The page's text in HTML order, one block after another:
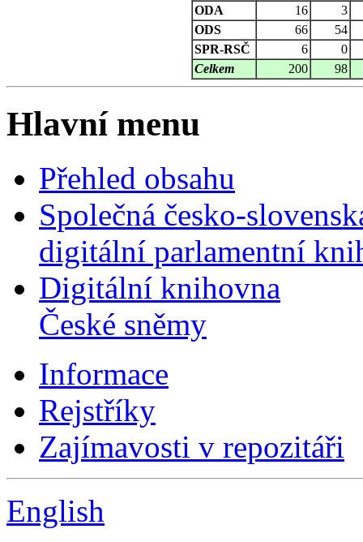
ODA
16
3
ODS
66
54
SPR-RSČ
6
0
Celkem
200 98
Hlavní menu
Přehled obsahu
Společná česko-
digitální parlamentní
Digitální knihovna
České sněmy
Informace
Rejstříky
Zajímavosti v repozitáři
English